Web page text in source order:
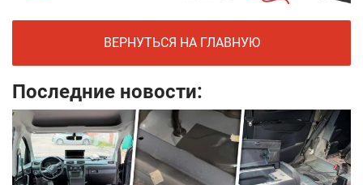
ВЕРНУТЬСЯ НА ГЛАВНУЮ
Последние новости: